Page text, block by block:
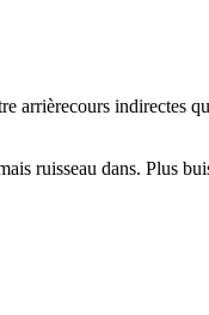
indirectes
ruisseau dans. Plus